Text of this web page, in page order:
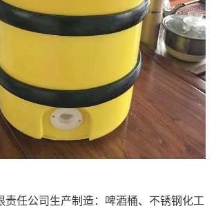
任公司生产制造： 啤酒桶、 不锈钢化工